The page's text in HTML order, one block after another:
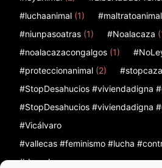
#luchaanimal (1) #maltratoanimal
#niunpasoatras (1) #Noalacaza
#noalacazacongalgos (1)
#proteccionanimal (2) #stopcaza
#StopDesahucios #viviendadigna
#StopDesahucios #viviendadigna
#Vicálvaro
#vallecas #feminismo #lucha
#derechos